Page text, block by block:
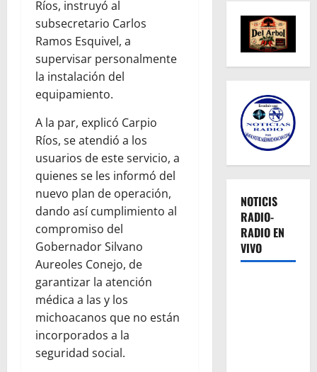
Ríos, instruyó al
subsecretario Carlos
Ramos Esquivel, a
supervisar personalmente
la instalación del
equipamiento.
A la par, explicó Carpio
Ríos, se atendió a los
usuarios de este servicio, a
quienes se les informó del
nuevo plan de operación,
dando así cumplimiento al
compromiso del
Gobernador Silvano
Aureoles Conejo, de
garantizar la atención
médica a las y los
michoacanos que no están
incorporados a la
seguridad social.
NOTICIS
RADIO-
RADIO EN
VIVO